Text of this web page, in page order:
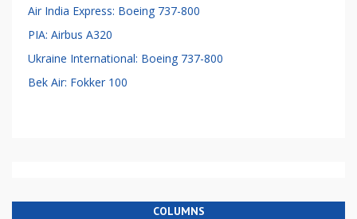
Air India Express: Boeing 737-800
PIA: Airbus A320
Ukraine International: Boeing 737-800
Bek Air: Fokker 100
COLUMNS